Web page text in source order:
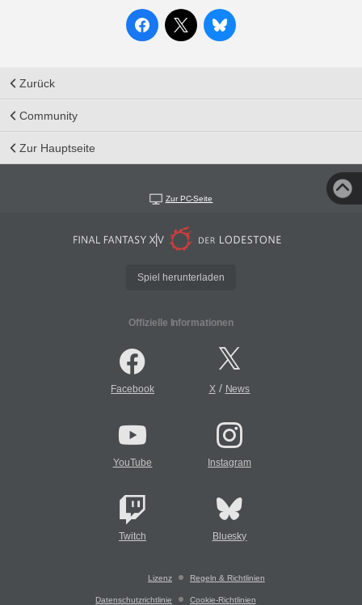
Zurück
Community
Zur Hauptseite
Zur PC-Seite
Spiel herunterladen
Offizielle Informationen
Facebook X/ News
YouTube Instagram
Twitch Bluesky
Lizenz Regeln & Richtlinien
Datenschutzrichtlinie Cookie-Richtlinien